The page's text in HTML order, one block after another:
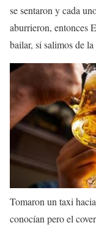
se sentaron y cada
aburrieron, entonces
bailar, si salimos de la
Tomaron un taxi
conocían pero el